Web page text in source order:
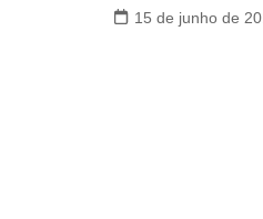
15 de junho de